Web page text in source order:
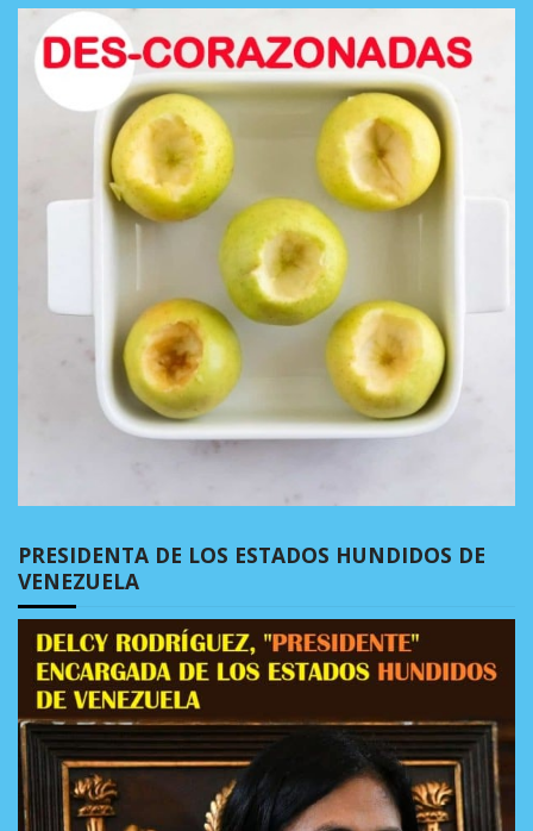
PRESIDENTA DE LOS ESTADOS HUNDIDOS DE
VENEZUELA